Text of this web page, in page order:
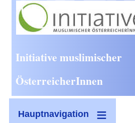
Initiative muslimischer
ÖsterreicherInnen
Hauptnavigation